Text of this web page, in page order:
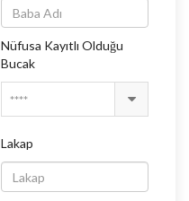
Nüfusa Kayıtlı Olduğu
Bucak
****
Lakap